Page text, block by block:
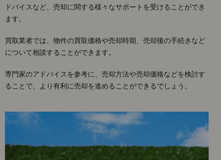
ドバイスなど、売却に関する様々なサポートを受けることができ
ます。
買取業者では、物件の買取価格や売却時期、売却後の手続きなど
について相談することができます。
専門家のアドバイスを参考に、売却方法や売却価格などを検討す
ることで、より有利に売却を進めることができるでしょう。